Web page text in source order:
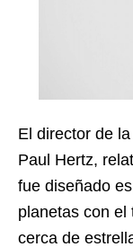
El director de
Paul Hertz,
fue diseñado
planetas con el
cerca de